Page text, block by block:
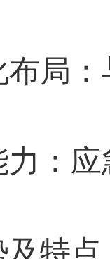
局：
：应
特点